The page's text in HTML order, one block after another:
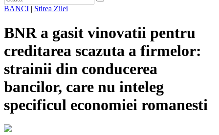
BANCI | Stirea Zilei
BNR a gasit vinovatii pentru
creditarea scazuta a firmelor:
strainii din conducerea
bancilor, care nu inteleg
specificul economiei romanesti